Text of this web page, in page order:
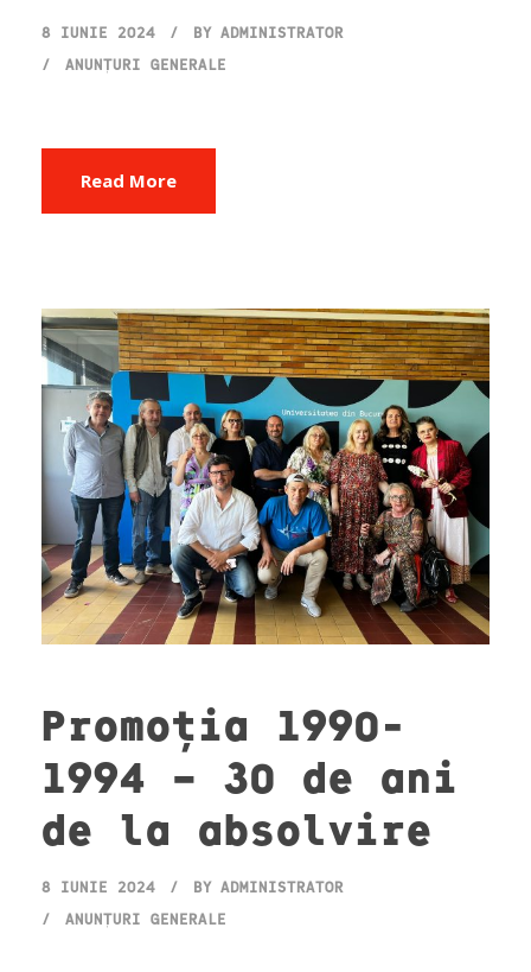
8 IUNIE 2024 BY ADMINISTRATOR
ANUNȚURI GENERALE
Read More
Promoția 1990-
1994 – 30 de ani
de la absolvire
8 IUNIE 2024 BY ADMINISTRATOR
ANUNȚURI GENERALE